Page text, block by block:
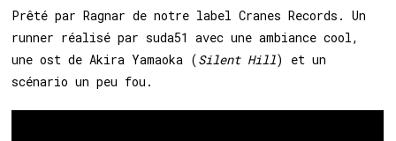
Prêté par Ragnar de notre label Cranes Records. Un
runner réalisé par suda51 avec une ambiance cool,
une ost de Akira Yamaoka (Silent Hill) et un
scénario un peu fou.